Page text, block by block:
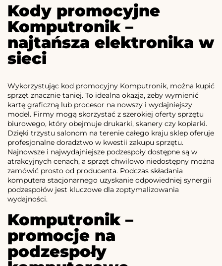
Kody promocyjne
Komputronik –
najtańsza elektronika w
sieci
Wykorzystując kod promocyjny Komputronik, można kupić
sprzęt znacznie taniej. To idealna okazja, żeby wymienić
kartę graficzną lub procesor na nowszy i wydajniejszy
model. Firmy mogą skorzystać z szerokiej oferty sprzętu
biurowego, który obejmuje drukarki, skanery czy kopiarki.
Dzięki trzystu salonom na terenie całego kraju sklep oferuje
profesjonalne doradztwo w kwestii zakupu sprzętu.
Najnowsze i najwydajniejsze podzespoły dostępne są w
atrakcyjnych cenach, a sprzęt chwilowo niedostępny można
zamówić prosto od producenta. Podczas składania
komputera stacjonarnego uzyskanie odpowiedniej synergii
podzespołów jest kluczowe dla zoptymalizowania
wydajności.
Komputronik –
promocje na
podzespoły